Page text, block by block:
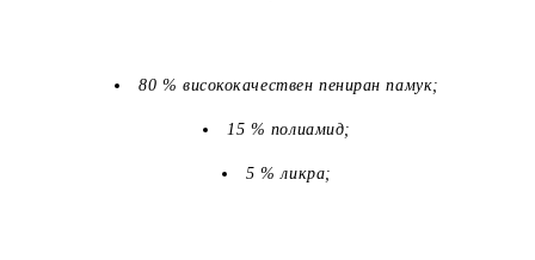
80 % висококачествен пениран памук;
15 % полиамид;
5 % ликра;